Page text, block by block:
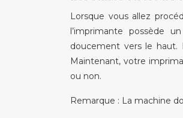
Lorsque vous allez
l’imprimante possède
doucement vers le haut.
Maintenant, votre
ou non.
Remarque : La machine